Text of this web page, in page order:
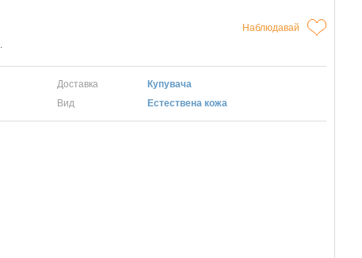
Наблюдавай
Доставка
Купувача
Вид Естествена кожа